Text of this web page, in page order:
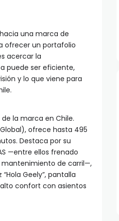
una marca de
ofrecer un portafolio
acercar la
puede ser eficiente,
y lo que viene para
de la marca en Chile.
ofrece hasta 495
Destaca por su
—entre ellos frenado
de carril—,
Geely”, pantalla
confort con asientos